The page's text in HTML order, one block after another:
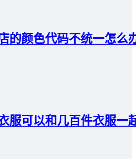
的颜色代码不统一怎么
服可以和几百件衣服一